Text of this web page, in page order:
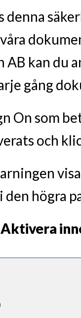
denna
AB kan du
gång
On som
och
högra
Aktivera